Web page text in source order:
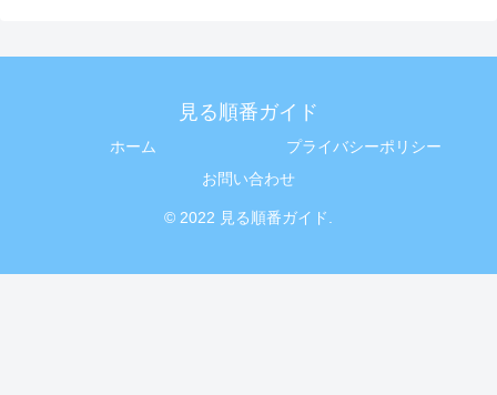
見る順番ガイド
ホーム
プライバシーポリシー
お問い合わせ
© 2022 見る順番ガイド.